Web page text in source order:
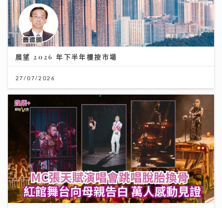
展望 2026 年下半年樓按市場
27/07/2026